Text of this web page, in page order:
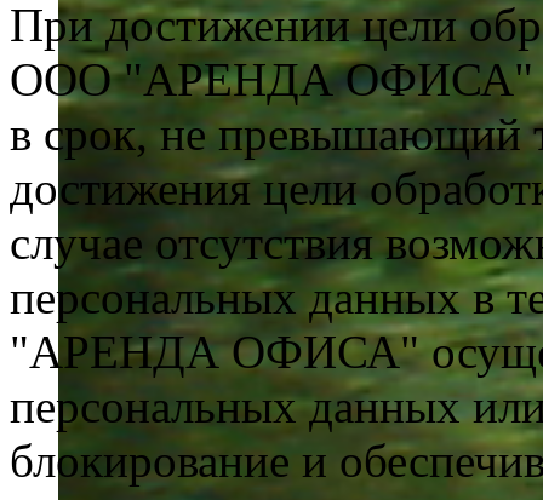
При достижении цели
ООО "АРЕНДА ОФИСА"
в срок, не превышающий
достижения цели
случае отсутствия
персональных данных в
"АРЕНДА ОФИСА"
персональных данных
блокирование и